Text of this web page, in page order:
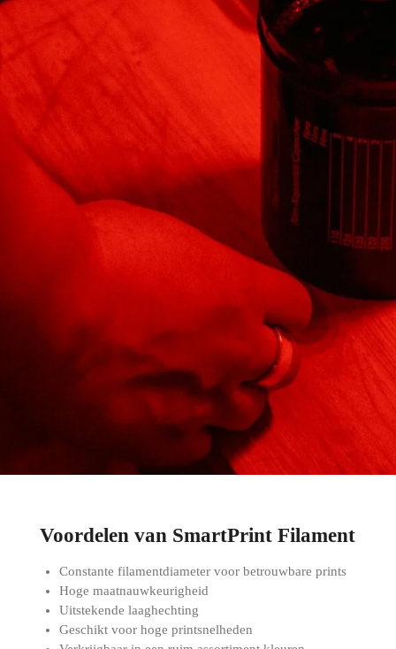
Voordelen van SmartPrint Filament
Constante filamentdiameter voor betrouwbare prints
Hoge maatnauwkeurigheid
Uitstekende laaghechting
Geschikt voor hoge printsnelheden